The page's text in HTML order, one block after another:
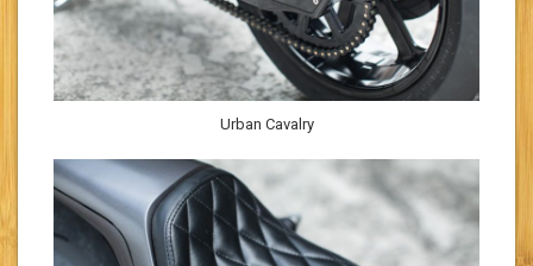
Urban Cavalry